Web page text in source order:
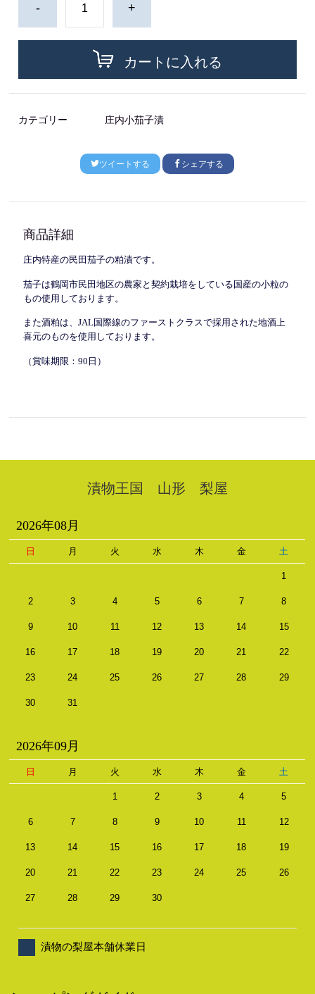
- +
カートに入れる
カテゴリー 庄内小茄子漬
ツイートする シェアする
商品詳細
庄内特産の民田茄子の粕漬です。
茄子は鶴岡市民田地区の農家と契約栽培をしている国産の小粒の
もの使用しております。
また酒粕は、JAL国際線のファーストクラスで採用された地酒上
喜元のものを使用しております。
（賞味期限：90日）
漬物王国 山形 梨屋
2026年08月
日 月 火 水 木 金 土
1
2 3 4 5 6 7 8
9 10 11 12 13 14 15
16 17 18 19 20 21 22
23 24 25 26 27 28 29
30 31
2026年09月
日 月 火 水 木 金 土
1 2 3 4 5
6 7 8 9 10 11 12
13 14 15 16 17 18 19
20 21 22 23 24 25 26
27 28 29 30
漬物の梨屋本舗休業日